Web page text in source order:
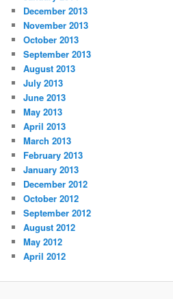
December 2013
November 2013
October 2013
September 2013
August 2013
July 2013
June 2013
May 2013
April 2013
March 2013
February 2013
January 2013
December 2012
October 2012
September 2012
August 2012
May 2012
April 2012